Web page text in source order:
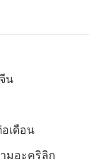
น
เดือน
มอะคริลิก